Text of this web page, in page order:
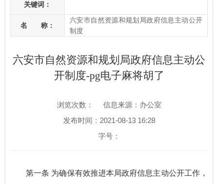
关键词：
名 称：
六安市自然资源和规划局政府信息主动公开
制度
六安市自然资源和规划局政府信息主动公
开制度-pg电子麻将胡了
浏览次数：
信息来源：办公室
发布时间：2021-08-13 16:28
字号：
第一条 为确保有效推进本局政府信息主动公开工作，